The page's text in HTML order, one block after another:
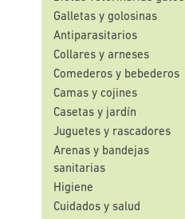
Galletas y golosinas
Antiparasitarios
Collares y arneses
Comederos y bebederos
Camas y cojines
Casetas y jardín
Juguetes y rascadores
Arenas y bandejas
sanitarias
Higiene
Cuidados y salud